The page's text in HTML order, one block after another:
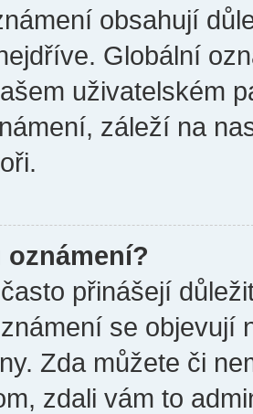
obsahují
Globální
uživatelském
záleží na
přinášejí
se objevují
Zda můžete či
zdali vám to